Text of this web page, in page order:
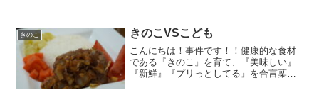
きのこ きのこVSこども
こんにちは！事件です！！健康的な食材
である『きのこ』を育て、『美味しい』
『新鮮』『プリっとしてる』を合言葉に